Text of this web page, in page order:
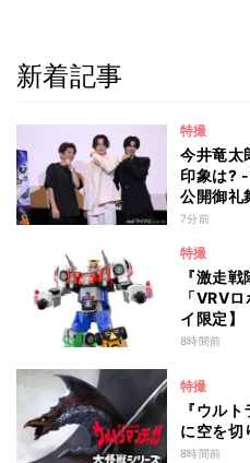
新着記事
特撮
今井竜太
印象は? -
公開御礼
7分前
特撮
『激走
「VRV
イ限定】
8時間前
特撮
『ウル
に空を切
8時間前